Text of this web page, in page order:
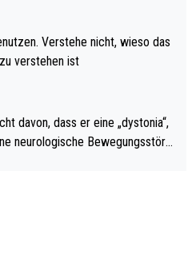
eins wundert mich: Luke Little
der über Social Media GvV p
schießt öfters mal gegen Ric
Verstehe nicht, wieso das
verstehen ist
davon, dass er eine „dystonia“,
neurologische Bewegungsstöru